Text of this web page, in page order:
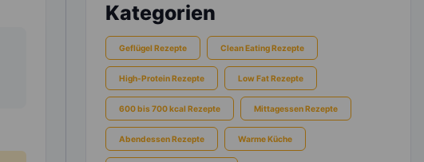
Kategorien
Geflügel Rezepte Clean Eating Rezepte
High-Protein Rezepte Low Fat Rezepte
600 bis 700 kcal Rezepte Mittagessen Rezepte
Abendessen Rezepte Warme Küche